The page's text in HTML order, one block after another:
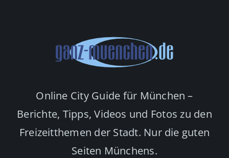
Online City Guide für München –
Berichte, Tipps, Videos und Fotos zu den
Freizeitthemen der Stadt. Nur die guten
Seiten Münchens.